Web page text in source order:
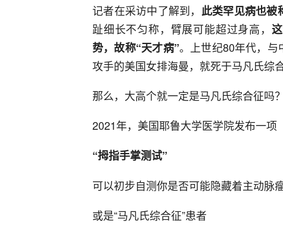
记者在采访中了解到， 此类罕见病也被
趾细长不匀称，臂展可能超过身高，
势，故称“天才病”。上世纪80年代，与
攻手的美国女排海曼，就死于马凡氏综
那么，大高个就一定是马凡氏综合征吗？
2021年，美国耶鲁大学医学院发布一项
“拇指手掌测试”
可以初步自测你是否可能隐藏着主动脉
或是“马凡氏综合征”患者